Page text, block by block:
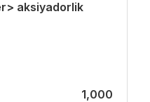
aksiyadorlik
1,000